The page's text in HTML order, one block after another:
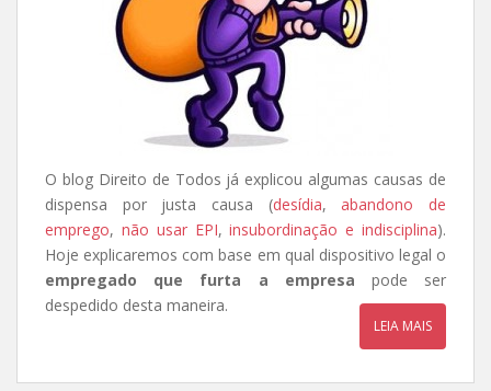
O blog Direito de Todos já explicou algumas causas de
dispensa por justa causa (desídia,abandono de
emprego, não usar EPI,insubordinação e indisciplina).
Hoje explicaremos com base em qual dispositivo legal o
empregado que furta a empresa pode ser
despedido desta maneira.
LEIA MAIS